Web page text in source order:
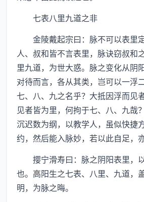
七表八里九道之非
金陵戴起宗曰：脉不可以表里
人、叔和皆不言表里，脉诀窃叔和
里九道，为世大惑。脉之变化从阴
对待而言，各从其类，岂可以一浮
七、八、九之名乎？大抵因浮而见
见者皆为里，何拘于七、八、九哉
沉迟数为纲，以教学人，虽似快捷
约，然后能入脉妙，若以此自足，
撄宁滑寿曰：脉之阴阳表里，
也。高阳生之七表、八里、九道，
明，为脉之晦。